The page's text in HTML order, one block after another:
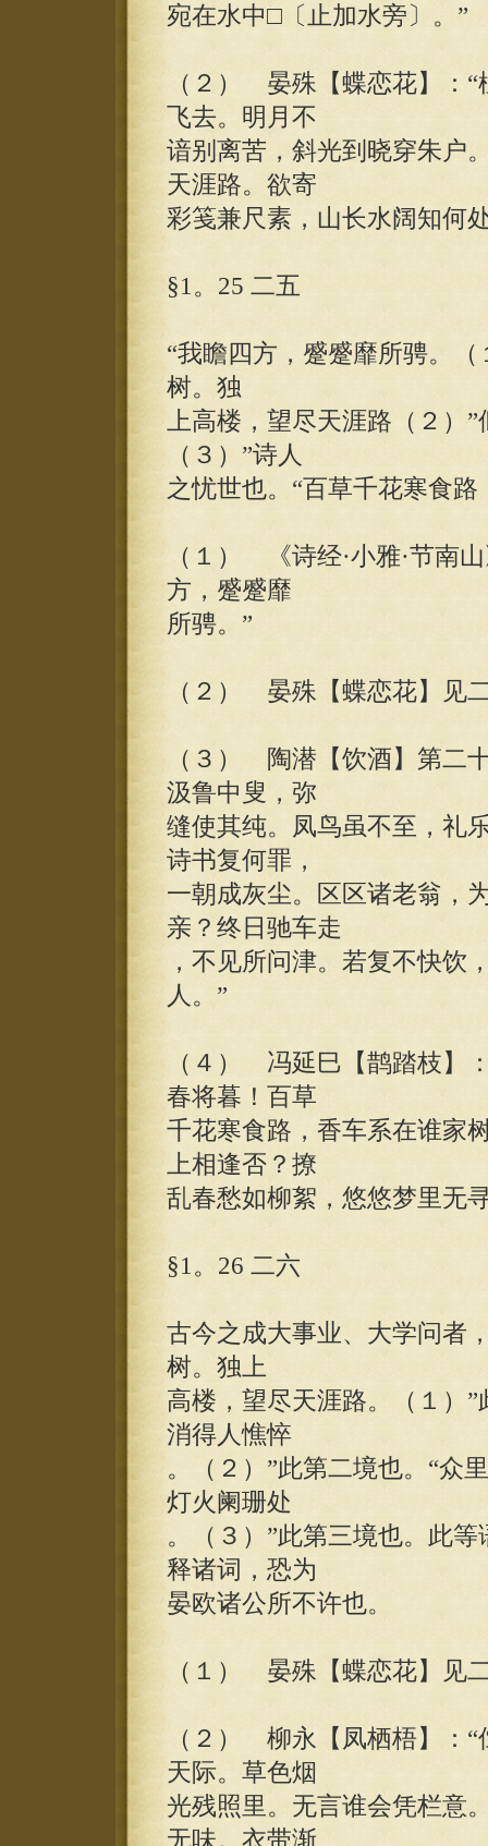
宛在水中□〔止加水旁〕。”
（２） 晏殊【蝶恋花】：
飞去。明月不
谙别离苦，斜光到晓穿朱户
天涯路。欲寄
彩笺兼尺素，山长水阔知何
§1。25 二五
“我瞻四方，蹙蹙靡所骋。
树。独
上高楼，望尽天涯路（２）
（３）”诗人
之忧世也。“百草千花寒食
（１） 《诗经·小雅·节南
方，蹙蹙靡
所骋。”
（２） 晏殊【蝶恋花】见
（３） 陶潜【饮酒】第二
汲鲁中叟，弥
缝使其纯。凤鸟虽不至，礼
诗书复何罪，
一朝成灰尘。区区诸老翁，
亲？终日驰车走
，不见所问津。若复不快饮
人。”
（４） 冯延巳【鹊踏枝】
春将暮！百草
千花寒食路，香车系在谁家
上相逢否？撩
乱春愁如柳絮，悠悠梦里无
§1。26 二六
古今之成大事业、大学问者
树。独上
高楼，望尽天涯路。（１）
消得人憔悴
。（２）”此第二境也。“众
灯火阑珊处
。（３）”此第三境也。此
释诸词，恐为
晏欧诸公所不许也。
（１） 晏殊【蝶恋花】见
（２） 柳永【凤栖梧】：
天际。草色烟
光残照里。无言谁会凭栏意
无味。衣带渐